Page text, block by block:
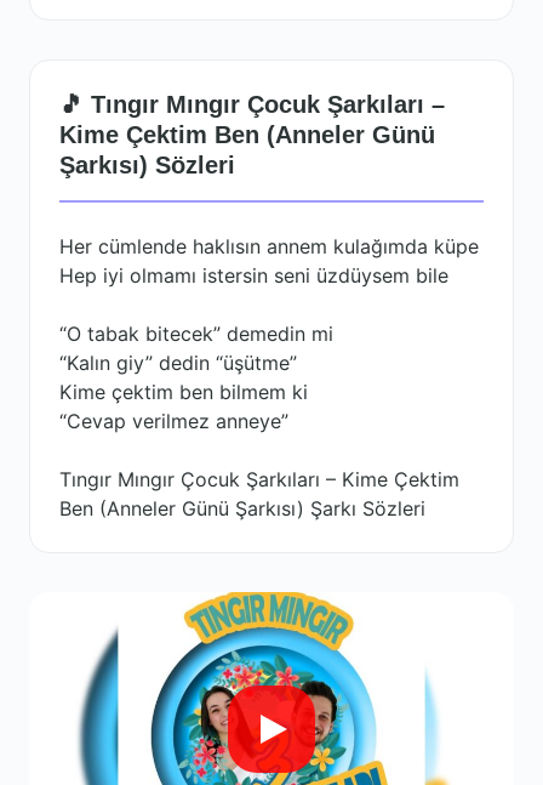
🎵 Tıngır Mıngır Çocuk Şarkıları –
Kime Çektim Ben (Anneler Günü
Şarkısı) Sözleri
Her cümlende haklısın annem kulağımda küpe
Hep iyi olmamı istersin seni üzdüysem bile
“O tabak bitecek” demedin mi
“Kalın giy” dedin “üşütme”
Kime çektim ben bilmem ki
“Cevap verilmez anneye”
Tıngır Mıngır Çocuk Şarkıları – Kime Çektim
Ben (Anneler Günü Şarkısı) Şarkı Sözleri